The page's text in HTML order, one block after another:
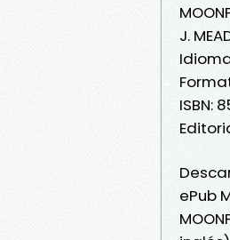
J.
ISBN:
ePub